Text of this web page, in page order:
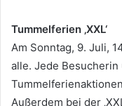
Tummelferien ‚XXL‘
Am Sonntag, 9. Juli,
alle. Jede
Außerdem bei der